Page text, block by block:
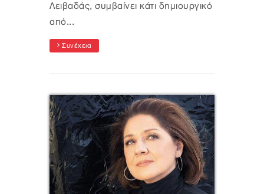
Λειβαδάς, συμβαίνει κάτι δημιουργικό
από...
Συνέχεια